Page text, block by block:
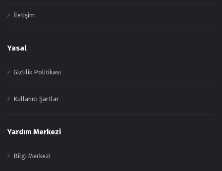
İletişim
Yasal
Gizlilik Politikası
Kullanıcı Şartlar
Yardım Merkezi
Bilgi Merkezi